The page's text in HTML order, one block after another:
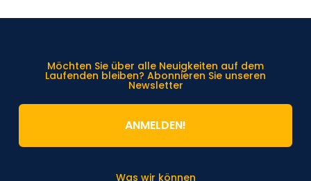
Was wir können
Möchten Sie über alle Neuigkeiten auf dem
Laufenden bleiben? Abonnieren Sie unseren
Newsletter
ANMELDEN!